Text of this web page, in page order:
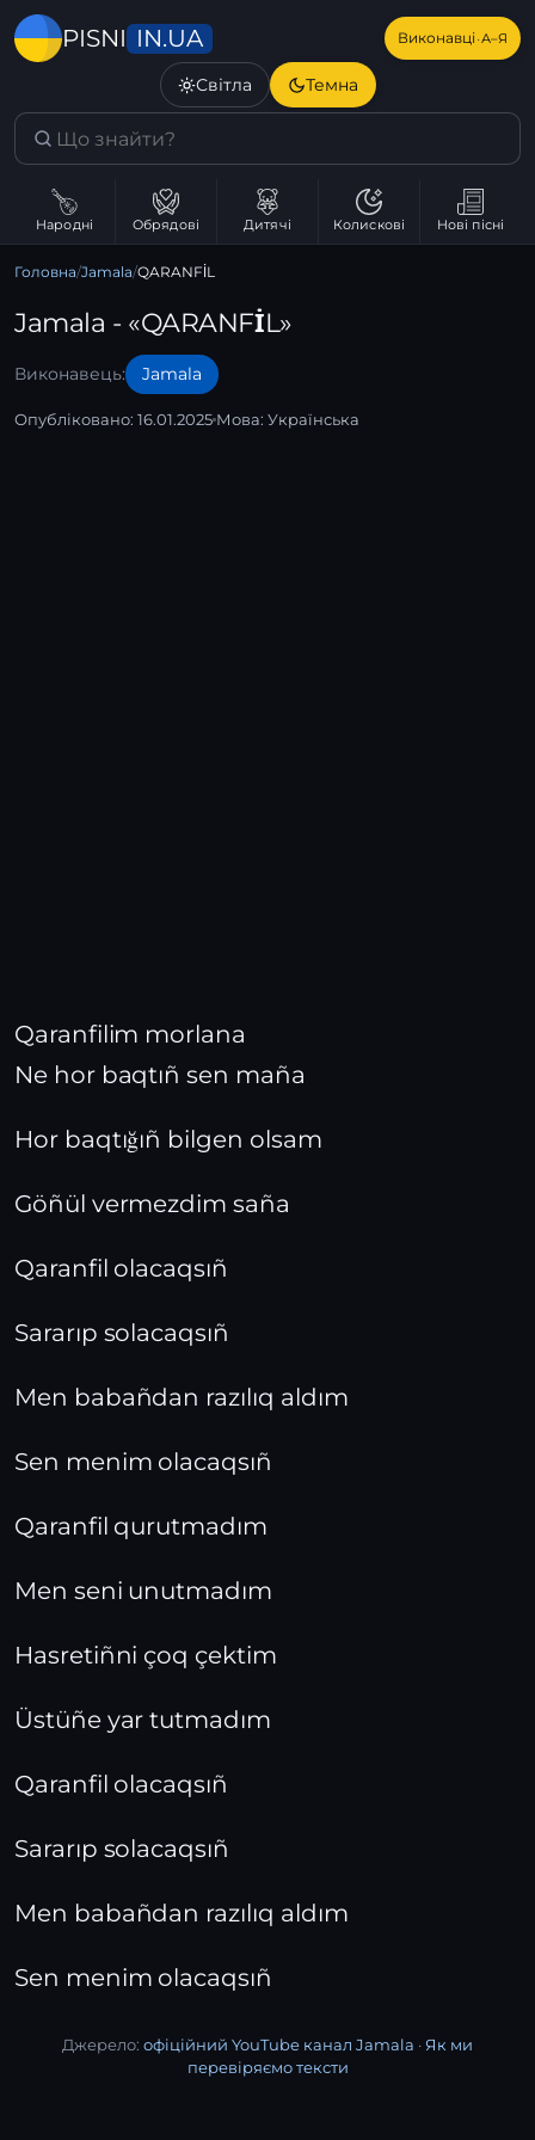
PISNI IN.UA Виконавці·А–Я
Світла Темна
Народні Обрядові Дитячі Колискові Нові пісні
Головна/Jamala/QARANFİL
Jamala - «QARANFİL»
Виконавець: Jamala
Опубліковано: 16.01.2025 Мова: Українська
Qaranfilim morlana
Ne hor baqtıñ sen maña
Hor baqtığıñ bilgen olsam
Göñül vermezdim saña
Qaranfil olacaqsıñ
Sararıp solacaqsıñ
Men babañdan razılıq aldım
Sen menim olacaqsıñ
Qaranfil qurutmadım
Men seni unutmadım
Hasretiñni çoq çektim
Üstüñe yar tutmadım
Qaranfil olacaqsıñ
Sararıp solacaqsıñ
Men babañdan razılıq aldım
Sen menim olacaqsıñ
Джерело: офіційний YouTube канал Jamala · Як ми
перевіряємо тексти